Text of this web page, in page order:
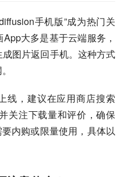
手机版”成为热门关
大多是基于云端服务，
图片返回手机。这种方式
线，建议在应用商店搜索
关注下载量和评价，确保
内购或限量使用，具体以